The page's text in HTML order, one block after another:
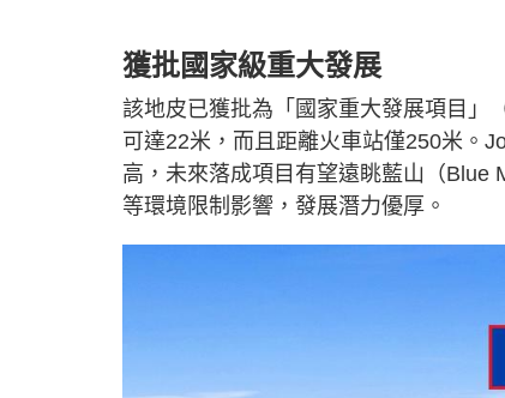
獲批國家級重大發展
該地皮已獲批為「國家重大發展項目」
可達22米，而且距離火車站僅250米。
高，未來落成項目有望遠眺藍山（Blue
等環境限制影響，發展潛力優厚。